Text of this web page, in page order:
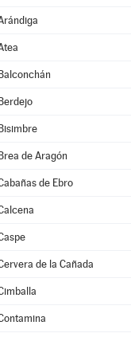
Balconchán
Berdejo
Bisimbre
Brea de Aragón
de Ebro
de la Cañada